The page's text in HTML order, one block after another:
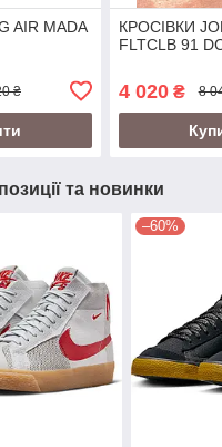
AIR MADA
₴
КРОСІВКИ
FLTCLB 91
4 020₴ 8
та новинки
–60%